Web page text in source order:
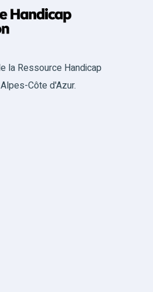
la Ressource Handicap
Côte d'Azur.